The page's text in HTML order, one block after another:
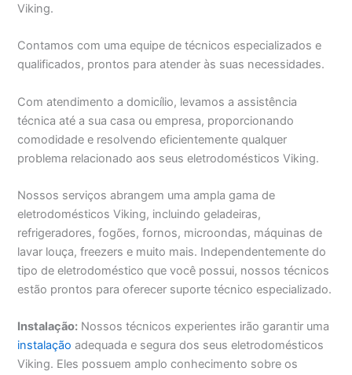
Viking.
Contamos com uma equipe de técnicos especializados e
qualificados, prontos para atender às suas necessidades.
Com atendimento a domicílio, levamos a assistência
técnica até a sua casa ou empresa, proporcionando
comodidade e resolvendo eficientemente qualquer
problema relacionado aos seus eletrodomésticos Viking.
Nossos serviços abrangem uma ampla gama de
eletrodomésticos Viking, incluindo geladeiras,
refrigeradores, fogões, fornos, microondas, máquinas de
lavar louça, freezers e muito mais. Independentemente do
tipo de eletrodoméstico que você possui, nossos técnicos
estão prontos para oferecer suporte técnico especializado.
Instalação: Nossos técnicos experientes irão garantir uma
instalação adequada e segura dos seus eletrodomésticos
Viking. Eles possuem amplo conhecimento sobre os